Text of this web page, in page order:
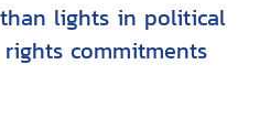
than lights in political
rights commitments